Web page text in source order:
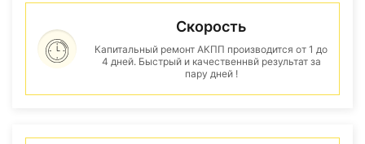
Скорость
Капитальный ремонт АКПП производится от 1 до
4 дней. Быстрый и качественнвй результат за
пару дней !